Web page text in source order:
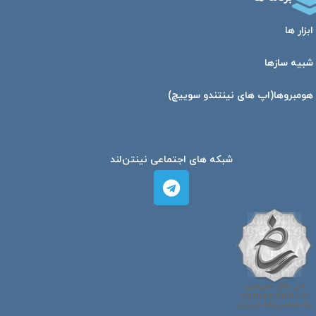
ابزار ها
شبیه ساز‌ها
هومبرو‌ها(اپ های نینتندو سوییچ)
شبکه های اجتماعی نینتن‌لند